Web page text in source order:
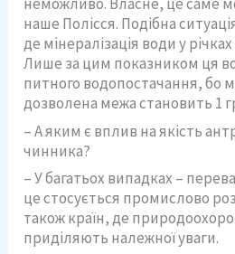
наше Полісся. Подібна
де мінералізація води у
Лише за цим показником ця
питного водопостачання, бо
дозволена межа становить 1
– А яким є вплив на якість
чинника?
– У багатьох випадках –
це стосується промислово
також країн, де
приділяють належної уваги.